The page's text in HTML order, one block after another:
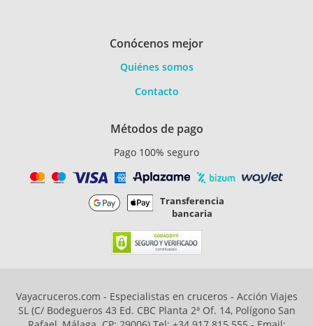
Conócenos mejor
Quiénes somos
Contacto
Métodos de pago
Pago 100% seguro
Transferencia
bancaria
Vayacruceros.com - Especialistas en cruceros - Acción Viajes
SL (C/ Bodegueros 43 Ed. CBC Planta 2ª Of. 14, Polígono San